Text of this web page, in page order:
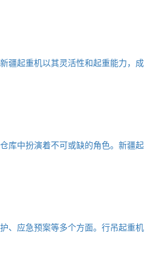
疆起重机以其灵活性和起重能力，成
库中扮演着不可或缺的角色。新疆起
、应急预案等多个方面。行吊起重机